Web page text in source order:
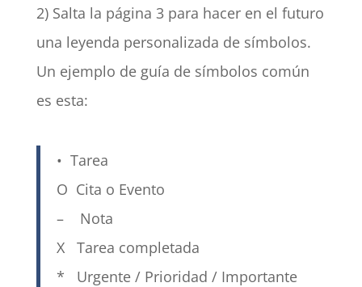
2) Salta la página 3 para hacer en el futuro
una leyenda personalizada de símbolos.
Un ejemplo de guía de símbolos común
es esta:
• Tarea
O Cita o Evento
– Nota
X Tarea completada
* Urgente / Prioridad / Importante